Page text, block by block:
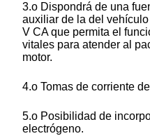
3.o Dispondrá de una
auxiliar de la del
V CA que permita el
vitales para atender al
motor.
4.o Tomas de corriente
5.o Posibilidad de
electrógeno.